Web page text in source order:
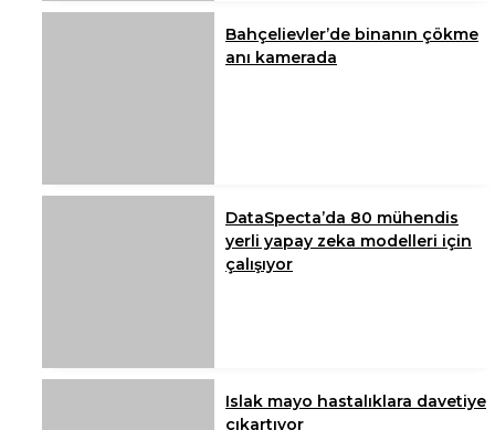
Bahçelievler’de binanın çökme
anı kamerada
DataSpecta’da 80 mühendis
yerli yapay zeka modelleri için
çalışıyor
Islak mayo hastalıklara davetiye
çıkartıyor